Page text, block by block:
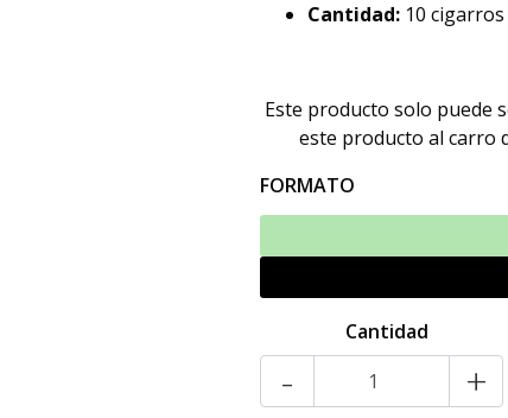
Cantidad: 10 cigarros
Este producto solo puede
este producto al carro
FORMATO
Cantidad
- +